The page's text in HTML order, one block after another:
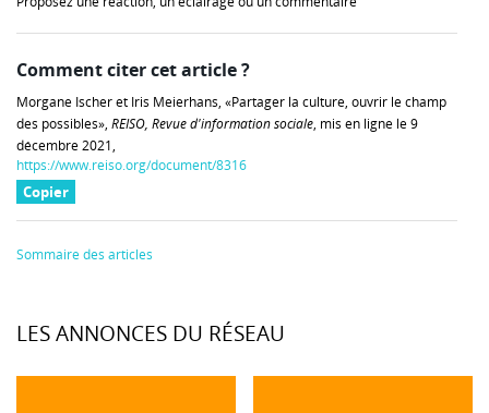
Comment citer cet article ?
Morgane Ischer et Iris Meierhans, «Partager la culture, ouvrir le champ
des possibles», REISO, Revue d'information sociale, mis en ligne le 9
décembre 2021,
https://www.reiso.org/document/8316
Copier
Sommaire des articles
LES ANNONCES DU RÉSEAU